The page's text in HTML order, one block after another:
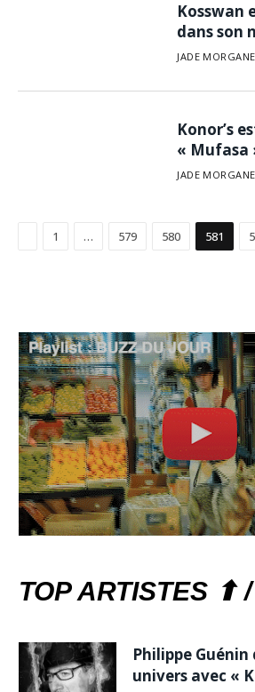
Kosswan
dans son
JADE
Konor’s
« Mufasa
JADE
Précédent
1 … 579 580 581
TOP ARTISTES ⬆ /
Philippe Guénin
univers avec «